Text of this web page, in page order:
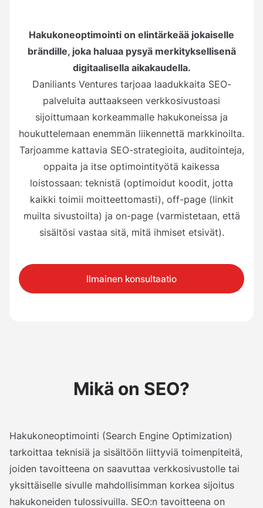
Hakukoneoptimointi on elintärkeää jokaiselle
brändille, joka haluaa pysyä merkityksellisenä
digitaalisella aikakaudella.
Daniliants Ventures tarjoaa laadukkaita SEO-
palveluita auttaakseen verkkosivustoasi
sijoittumaan korkeammalle hakukoneissa ja
houkuttelemaan enemmän liikennettä markkinoilta.
Tarjoamme kattavia SEO-strategioita, auditointeja,
oppaita ja itse optimointityötä kaikessa
loistossaan: teknistä (optimoidut koodit, jotta
kaikki toimii moitteettomasti), off-page (linkit
muilta sivustoilta) ja on-page (varmistetaan, että
sisältösi vastaa sitä, mitä ihmiset etsivät).
Ilmainen konsultaatio
Mikä on SEO?
Hakukoneoptimointi (Search Engine Optimization)
tarkoittaa teknisiä ja sisältöön liittyviä toimenpiteitä,
joiden tavoitteena on saavuttaa verkkosivustolle tai
yksittäiselle sivulle mahdollisimman korkea sijoitus
hakukoneiden tulossivuilla. SEO:n tavoitteena on